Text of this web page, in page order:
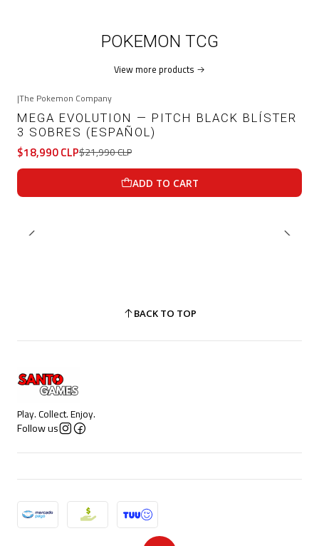
POKEMON TCG
View more products
|The Pokemon Company
MEGA EVOLUTION — PITCH BLACK BLÍSTER
3 SOBRES (ESPAÑOL)
$18,990 CLP$21,990 CLP
ADD TO CART
BACK TO TOP
Play. Collect. Enjoy.
Follow us